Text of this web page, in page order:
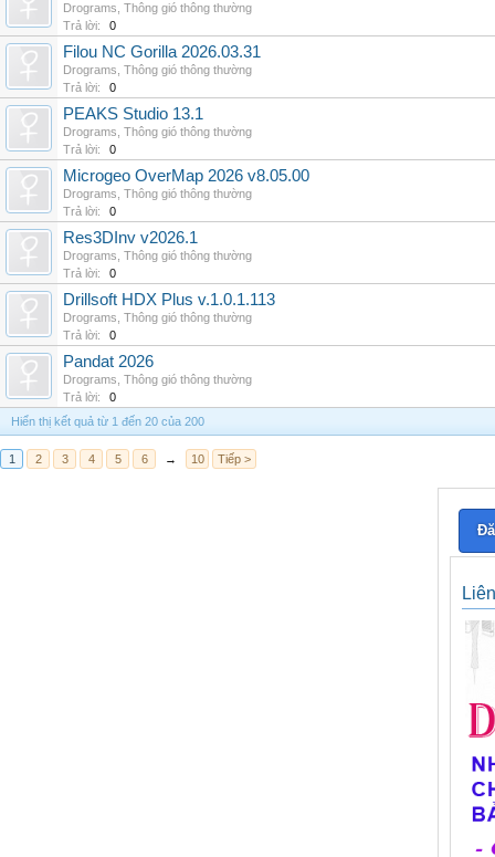
Drograms Thông gió thông thường
Trả lời:
0
Filou NC Gorilla 2026.03.31
Drograms Thông gió thông thường
Trả lời:
0
PEAKS Studio 13.1
Drograms Thông gió thông thường
Trả lời:
0
Microgeo OverMap 2026 v8.05.00
Drograms Thông gió thông thường
Trả lời:
0
Res3DInv v2026.1
Drograms Thông gió thông thường
Trả lời:
0
Drillsoft HDX Plus v.1.0.1.113
Drograms Thông gió thông thường
Trả lời:
0
Pandat 2026
Drograms Thông gió thông thường
Trả lời:
0
Hiển thị kết quả từ 1 đến 20 của 200
1 2 3 4 5 6 → 10 Tiếp >